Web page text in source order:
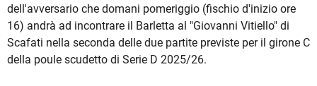
dell'avversario che domani pomeriggio (fischio d'inizio ore
16) andrà ad incontrare il Barletta al "Giovanni Vitiello" di
Scafati nella seconda delle due partite previste per il girone C
della poule scudetto di Serie D 2025/26.